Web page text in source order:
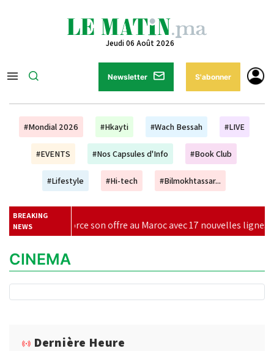
Jeudi 06 Août 2026
Newsletter S'abonner
#Mondial 2026 #Hkayti #Wach Bessah #LIVE
#EVENTS #Nos Capsules d'Info #Book Club
#Lifestyle #Hi-tech #Bilmokhtassar...
BREAKING
NEWS son offre au Maroc avec 17 nouvelles lignes pour l'hiver
CINEMA
Dernière Heure